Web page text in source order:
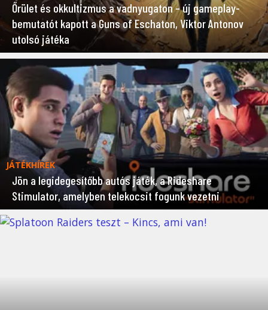
Őrület és okkultizmus a vadnyugaton – új gameplay-
bemutatót kapott a Guns of Eschaton, Viktor Antonov
utolsó játéka
JÁTÉKHÍREK
Jön a legidegesítőbb autós játék, a Rideshare
Stimulator, amelyben telekocsit fogunk vezetni